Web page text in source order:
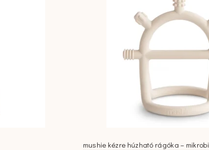
mushie kézre húzható rágóka – mikrobi